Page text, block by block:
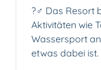
?️‍♂️ Das Resort
Aktivitäten wie
Wassersport
etwas dabei ist.